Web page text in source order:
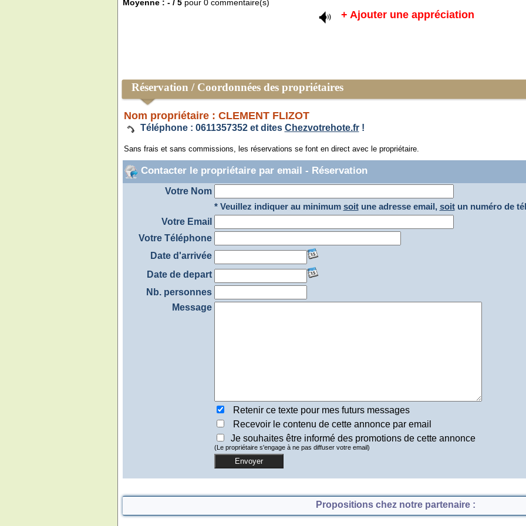
Moyenne : -/ 5 pour 0commentaire(s)
+ Ajouter une appréciation
Réservation / Coordonnées des propriétaires
Nom propriétaire : CLEMENT FLIZOT
Téléphone : 0611357352 et dites Chezvotrehote.fr!
Sans frais et sans commissions, les réservations se font en direct avec le propriétaire.
Contacter le propriétaire par email - Réservation
Votre Nom
* Veuillez indiquer au minimum soitune adresse email, soitun numéro de
Votre Email
Votre Téléphone
Date d'arrivée
Date de depart
Nb. personnes
Message
Retenir ce texte pour mes futurs messages
Recevoir le contenu de cette annonce par email
Je souhaites être informé des promotions de cette annonce
(Le propriétaire s'engage à ne pas diffuser votre email)
Propositions chez notre partenaire :